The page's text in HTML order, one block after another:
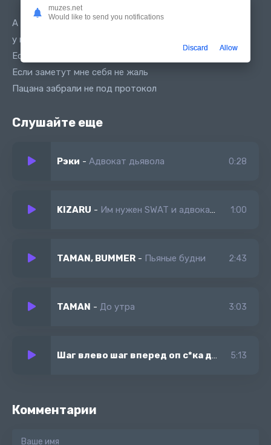
А я виноват нужен адвокат
у нас на югах делай на угад
Если что звони пацаны решат
Если заметут мне себя не жаль
Пацана забрали не под протокол
Слушайте еще
Рэки - Адвокат дьявола 0:28
KIZARU - Им нужен SWAT и адвокат когда мы в клубе 1:00
TAMAN, BUMMER - Пьяные будни 2:43
TAMAN - До утра 3:03
Шаг влево шаг вперед оп с*ка делай оп 5:13
Комментарии
muzes.net
Would like to send you notifications
Discard Allow